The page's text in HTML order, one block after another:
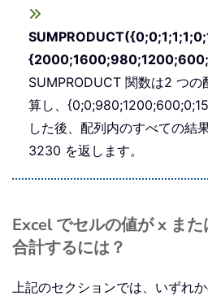
SUMPRODUCT 関数は2 つ
算し、
した後、配列内のすべての結
3230 を返します。
Excel でセルの値が x ま
合計するには？
上記のセクションでは、いずれ